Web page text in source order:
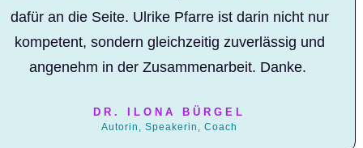
dafür an die Seite. Ulrike Pfarre ist darin nicht nur
kompetent, sondern gleichzeitig zuverlässig und
angenehm in der Zusammenarbeit. Danke.
DR. ILONA BÜRGEL
Autorin, Speakerin, Coach